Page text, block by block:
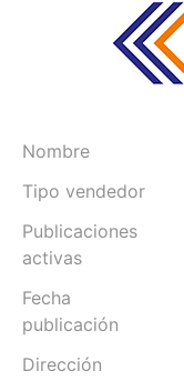
Nombre
Tipo vendedor
Publicaciones
activas
Fecha
publicación
Dirección